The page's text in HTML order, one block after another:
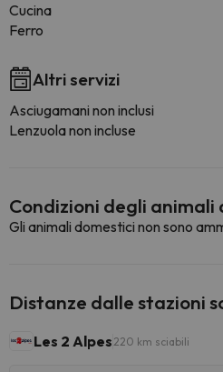
Cucina
Ferro
Altri servizi
Asciugamani non inclusi
Lenzuola non incluse
Condizioni degli animali
Gli animali domestici non sono
Distanze dalle stazioni
Les 2 Alpes 220 km sciabili